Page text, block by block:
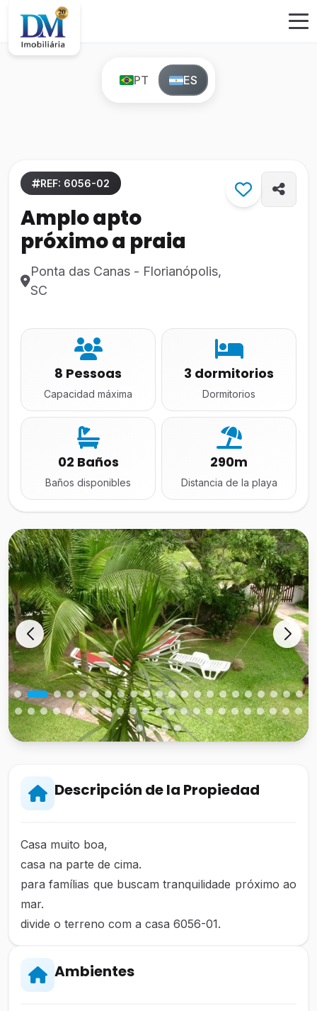
PT ES
REF: 6056-02
Amplo apto
próximo a praia
Ponta das Canas - Florianópolis,
SC
8 Pessoas
Capacidad máxima
3 dormitorios
Dormitorios
02 Baños
Baños disponibles
290m
Distancia de la playa
Descripción de la Propiedad
Casa muito boa,
casa na parte de cima.
para famílias que buscam tranquilidade próximo ao
mar.
divide o terreno com a casa 6056-01.
Ambientes